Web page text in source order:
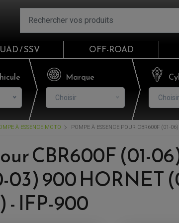
Email
Mot de
/ SSV OFF-ROAD
Marque
Choisir Choisir
À ESSENCE MOTO POMPE À ESSENCE POUR CBR600F (01-
CBR600F (01-
03) 900 HORNET
- IFP-900